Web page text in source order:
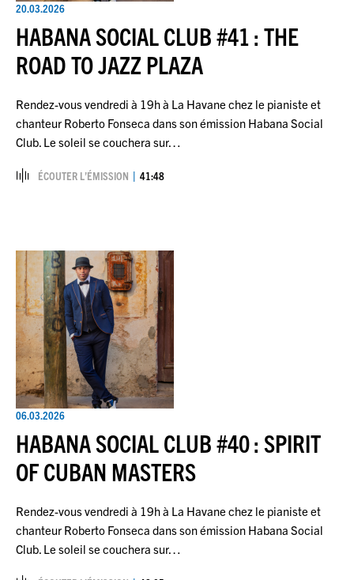
20.03.2026
HABANA SOCIAL CLUB #41 : THE
ROAD TO JAZZ PLAZA
Rendez-vous vendredi à 19h à La Havane chez le pianiste et
chanteur Roberto Fonseca dans son émission Habana Social
Club. Le soleil se couchera sur…
ÉCOUTER L’ÉMISSION 41:48
06.03.2026
HABANA SOCIAL CLUB #40 : SPIRIT
OF CUBAN MASTERS
Rendez-vous vendredi à 19h à La Havane chez le pianiste et
chanteur Roberto Fonseca dans son émission Habana Social
Club. Le soleil se couchera sur…